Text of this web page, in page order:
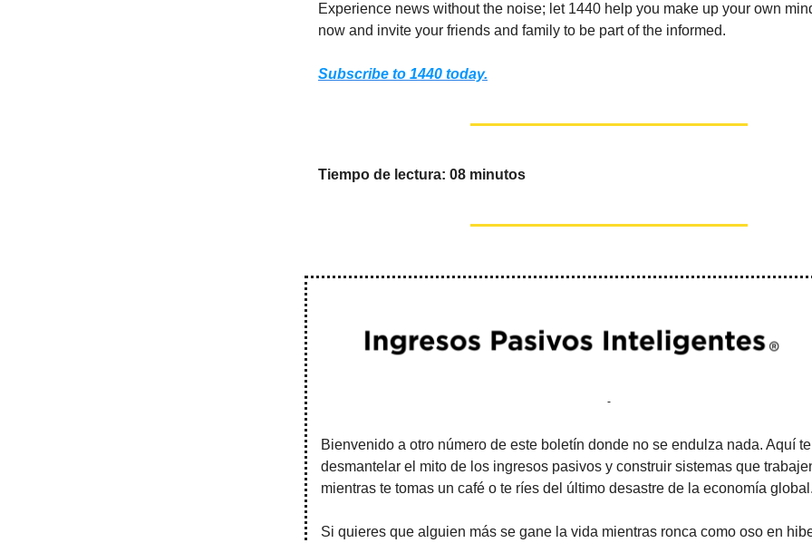
Experience news without the noise; let 1440 help you make up your own
now and invite your friends and family to be part of the informed.
Subscribe to 1440 today.
Tiempo de lectura: 08 minutos
Bienvenido a otro número de este boletín donde no se endulza nada. Aquí
desmantelar el mito de los ingresos pasivos y construir sistemas que
mientras te tomas un café o te ríes del último desastre de la economía
Si quieres que alguien más se gane la vida mientras ronca como oso en